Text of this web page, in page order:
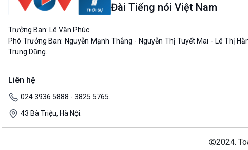
Đài Tiếng nói Việt Nam
Trưởng Ban: Lê Văn Phúc.
Phó Trưởng Ban: Nguyễn Mạnh Thắng - Nguyễn Thị Tuyết Mai - Lê Thị
Trung Dũng.
Liên hệ
024 3936 5888 - 3825 5765.
43 Bà Triệu, Hà Nội.
2024.